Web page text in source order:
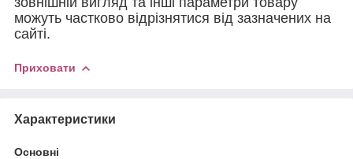
можуть частково відрізнятися від зазначених на
сайті.
Приховати
Характеристики
Основні